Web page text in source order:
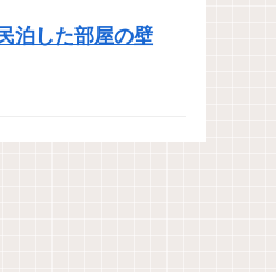
泊した部屋の壁